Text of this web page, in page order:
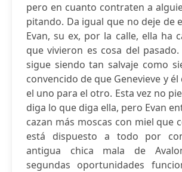
pero en cuanto contraten a
pitando. Da igual que no deje de
Evan, su ex, por la calle, ella ha
que vivieron es cosa del
sigue siendo tan salvaje como
convencido de que Genevieve y
el uno para el otro. Esta vez no
diga lo que diga ella, pero Evan
cazan más moscas con miel que
está dispuesto a todo por
antigua chica mala de
segundas oportunidades